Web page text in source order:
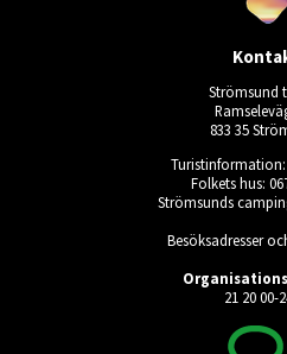
Strömsund
833 35
Turistinformation:
Folkets hus:
Strömsunds
Besöksadresser
21 20 00-